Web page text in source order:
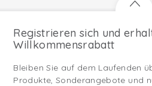
Registrieren sich und
Willkommensrabatt
Bleiben Sie auf dem Laufenden
Produkte, Sonderangebote und